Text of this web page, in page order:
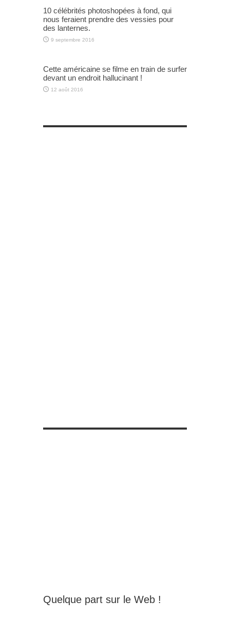
10 célébrités photoshopées à fond, qui
nous feraient prendre des vessies pour
des lanternes.
9 septembre 2016
Cette américaine se filme en train de surfer
devant un endroit hallucinant !
12 août 2016
Quelque part sur le Web !